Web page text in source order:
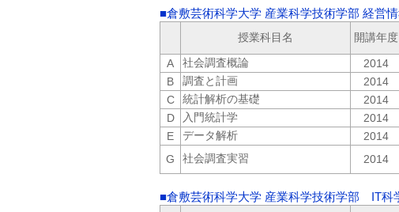
■倉敷芸術科学大学 産業科学技術学部 経
授業科目名 開講年度
A
社会調査概論 2014
B
調査と計画 2014
C
統計解析の基礎 2014
D
入門統計学 2014
E
データ解析 2014
G
社会調査実習 2014
■倉敷芸術科学大学 産業科学技術学部 IT